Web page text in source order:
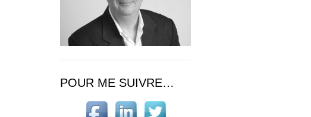
POUR ME SUIVRE…